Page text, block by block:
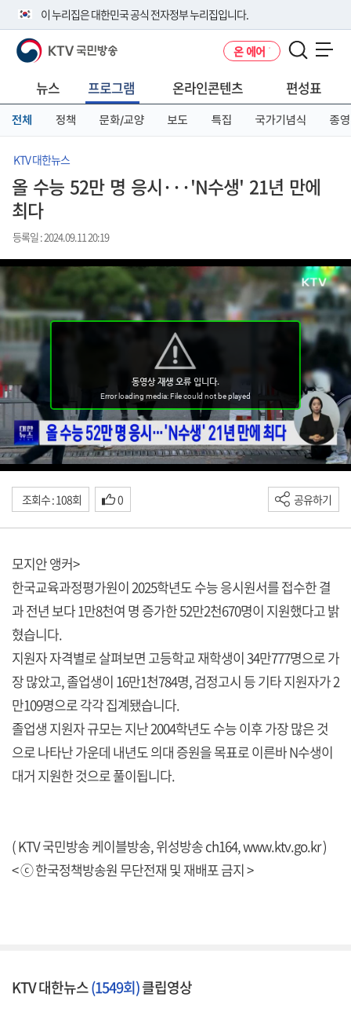
이 누리집은 대한민국 공식 전자정부 누리집입니다.
공식 누리집 주소 확인하기
니다.
이밖에 or.kr 또는 .kr등 다른 도메인 주소를 사용하고 있다면 아래 URL에
서 도메인 주소를 확인해 보세요
KTV 국민방송 온 에어
뉴스 프로그램 온라인콘텐츠 편성표
전체 정책 문화/교양 보도 특집 국가기념식 종영
KTV 대한뉴스
올 수능 52만 명 응시···'N수생' 21년 만에
최다
등록일 : 2024.09.11 20:19
조회수 : 108회 0 공유하기
모지안 앵커>
한국교육과정평가원이 2025학년도 수능 응시원서를 접수한 결
과 전년 보다 1만8천여 명 증가한 52만2천670명이 지원했다고 밝
혔습니다.
지원자 자격별로 살펴보면 고등학교 재학생이 34만777명으로 가
장 많았고, 졸업생이 16만1천784명, 검정고시 등 기타 지원자가 2
만109명으로 각각 집계됐습니다.
졸업생 지원자 규모는 지난 2004학년도 수능 이후 가장 많은 것
으로 나타난 가운데 내년도 의대 증원을 목표로 이른바 N수생이
대거 지원한 것으로 풀이됩니다.
( KTV 국민방송 케이블방송, 위성방송 ch164,www.ktv.go.kr)
< ⓒ 한국정책방송원 무단전재 및 재배포 금지 >
KTV 대한뉴스(1549회)클립영상